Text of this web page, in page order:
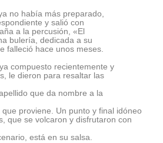
no había más preparado,
y salió con
a la percusión, «El
bulería, dedicada a su
falleció hace unos meses.
compuesto recientemente y
le dieron para resaltar las
que da nombre a la
proviene. Un punto y final idóneo
que se volcaron y disfrutaron con
está en su salsa.